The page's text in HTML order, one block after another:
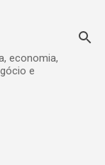
economia,
e